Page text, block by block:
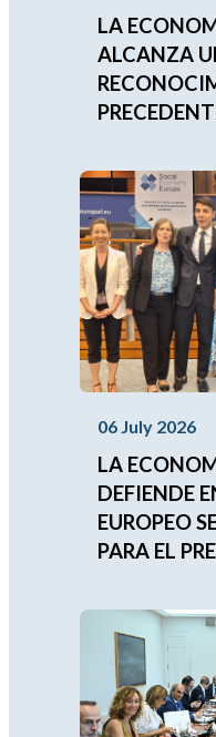
LA
ALCANZA
06 July 2026
LA
DEFIENDE
EUROPEO
PARA EL